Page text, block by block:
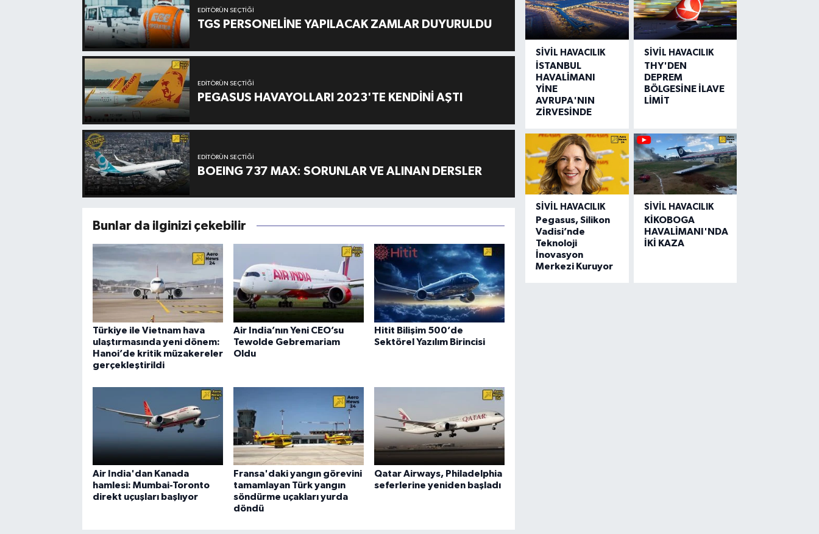
EDITÖRÜN SEÇTIĞI
TGS PERSONELİNE YAPILACAK ZAMLAR DUYURULDU
EDITÖRÜN SEÇTIĞI
PEGASUS HAVAYOLLARI 2023'TE KENDİNİ AŞTI
EDITÖRÜN SEÇTIĞI
BOEING 737 MAX: SORUNLAR VE ALINAN DERSLER
Bunlar da ilginizi çekebilir
Türkiye ile Vietnam hava
ulaştırmasında yeni dönem:
Hanoi’de kritik müzakereler
gerçekleştirildi
Air India’nın Yeni CEO’su
Tewolde Gebremariam
Oldu
Hitit Bilişim 500’de
Sektörel Yazılım Birincisi
Air India'dan Kanada
hamlesi: Mumbai-Toronto
direkt uçuşları başlıyor
Fransa'daki yangın görevini
tamamlayan Türk yangın
söndürme uçakları yurda
döndü
Qatar Airways, Philadelphia
seferlerine yeniden başladı
SIVIL HAVACILIK
İSTANBUL
HAVALİMANI
YİNE
AVRUPA'NIN
ZİRVESİNDE
SIVIL HAVACILIK
THY'DEN
DEPREM
BÖLGESİNE İLAVE
LİMİT
SIVIL HAVACILIK
Pegasus, Silikon
Vadisi’nde
Teknoloji
İnovasyon
Merkezi Kuruyor
SIVIL HAVACILIK
KİKOBOGA
HAVALİMANI'NDA
İKİ KAZA